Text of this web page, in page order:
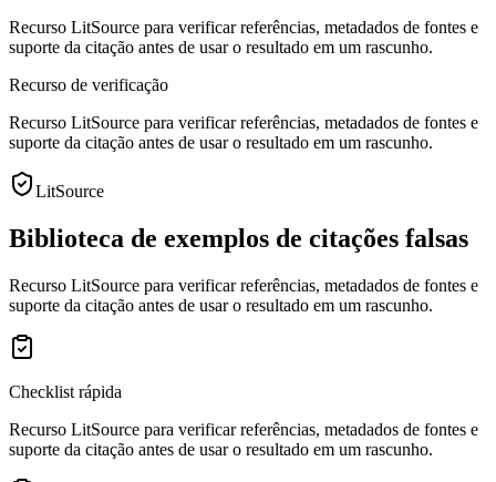
Recurso LitSource para verificar referências, metadados de fontes e
suporte da citação antes de usar o resultado em um rascunho.
Recurso de verificação
Recurso LitSource para verificar referências, metadados de fontes e
suporte da citação antes de usar o resultado em um rascunho.
LitSource
Biblioteca de exemplos de citações falsas
Recurso LitSource para verificar referências, metadados de fontes e
suporte da citação antes de usar o resultado em um rascunho.
Checklist rápida
Recurso LitSource para verificar referências, metadados de fontes e
suporte da citação antes de usar o resultado em um rascunho.